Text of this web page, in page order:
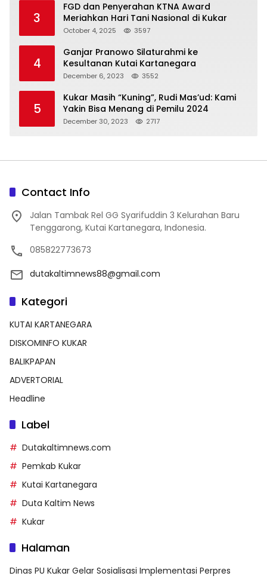
3
FGD dan Penyerahan KTNA Award
Meriahkan Hari Tani Nasional di Kukar
October 4, 2025 3597
4
Ganjar Pranowo Silaturahmi ke
Kesultanan Kutai Kartanegara
December 6, 2023 3552
5
Kukar Masih “Kuning”, Rudi Mas’ud: Kami
Yakin Bisa Menang di Pemilu 2024
December 30, 2023 2717
Contact Info
Jalan Tambak Rel GG Syarifuddin 3 Kelurahan Baru
Tenggarong, Kutai Kartanegara, Indonesia.
085822773673
dutakaltimnews88@gmail.com
Kategori
KUTAI KARTANEGARA
DISKOMINFO KUKAR
BALIKPAPAN
ADVERTORIAL
Headline
Label
Dutakaltimnews.com
Pemkab Kukar
Kutai Kartanegara
Duta Kaltim News
Kukar
Halaman
Dinas PU Kukar Gelar Sosialisasi Implementasi Perpres